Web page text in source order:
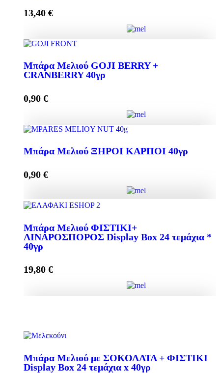
13,40 €
DISPLAY BOX 24 τεμ ΜΕΛΕΚΟΥΝΙ ΠΓΕ 30γρ
ποσότητα
Mπάρα Μελιού GOJI BERRY +
CRANBERRY 40γρ
0,90 €
Mπάρα Μελιού GOJI BERRY + CRANBERRY 40γρ
ποσότητα
Προσθήκη στο καλάθι
Μπάρα Μελιού ΞΗΡΟΙ ΚΑΡΠΟΙ 40γρ
0,90 €
Μπάρα Μελιού ΦΙΣΤΙΚΙ+
ΛΙΝΑΡΟΣΠΟΡΟΣ Display Box 24 τεμάχια *
40γρ
19,80 €
Προσθήκη στο καλάθι
Mπάρα Μελιού με ΣΟΚΟΛΑΤΑ + ΦΙΣΤΙΚΙ
Display Box 24 τεμάχια x 40γρ